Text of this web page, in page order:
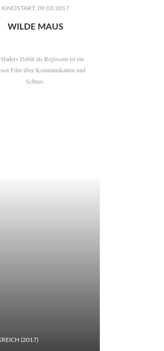
KINOSTART: 09.03.2017
WILDE MAUS
Debüt als Regisseur ist ein
Film über Kommunikation und
Schnee.
(2017)